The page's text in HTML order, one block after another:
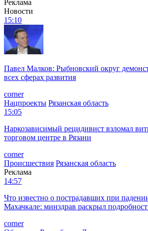
Реклама
Новости
15:10
Павел Малков: Рыбновский округ
всех сферах развития
corner
Нацпроекты Рязанская область
15:05
Наркозависимый рецидивист взломал
торговом центре в Рязани
corner
Происшествия Рязанская область
Реклама
14:57
Что известно о пострадавших при
Махачкале: минздрав раскрыл
corner